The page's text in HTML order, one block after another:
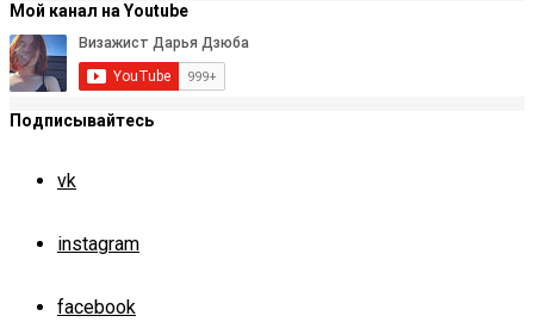
Мой канал на Youtube
Подписывайтесь
vk
instagram
facebook